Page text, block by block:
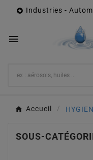
 Industries -

Accueil
SOUS-